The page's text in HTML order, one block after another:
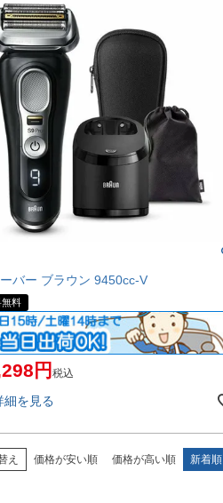
バー ブラウン 9450cc-V
無料
税込
細を見る
え 価格が安い順 価格が高い順 新着順